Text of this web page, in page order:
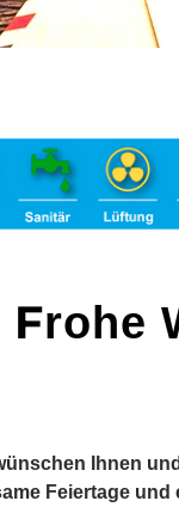
Frohe
Ihnen
Feiertage